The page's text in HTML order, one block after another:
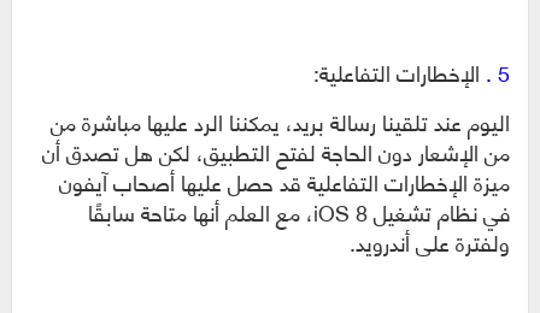
5 . الإخطارات التفاعلية:
اليوم عند تلقينا رسالة بريد، يمكننا الرد عليها مباشرة من
من الإشعار دون الحاجة لفتح التطبيق، لكن هل تصدق أن
ميزة الإخطارات التفاعلية قد حصل عليها أصحاب آيفون
في نظام تشغيل iOS 8، مع العلم أنها متاحة سابقًا
ولفترة على أندرويد.